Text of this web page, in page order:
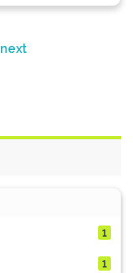
next
1
1